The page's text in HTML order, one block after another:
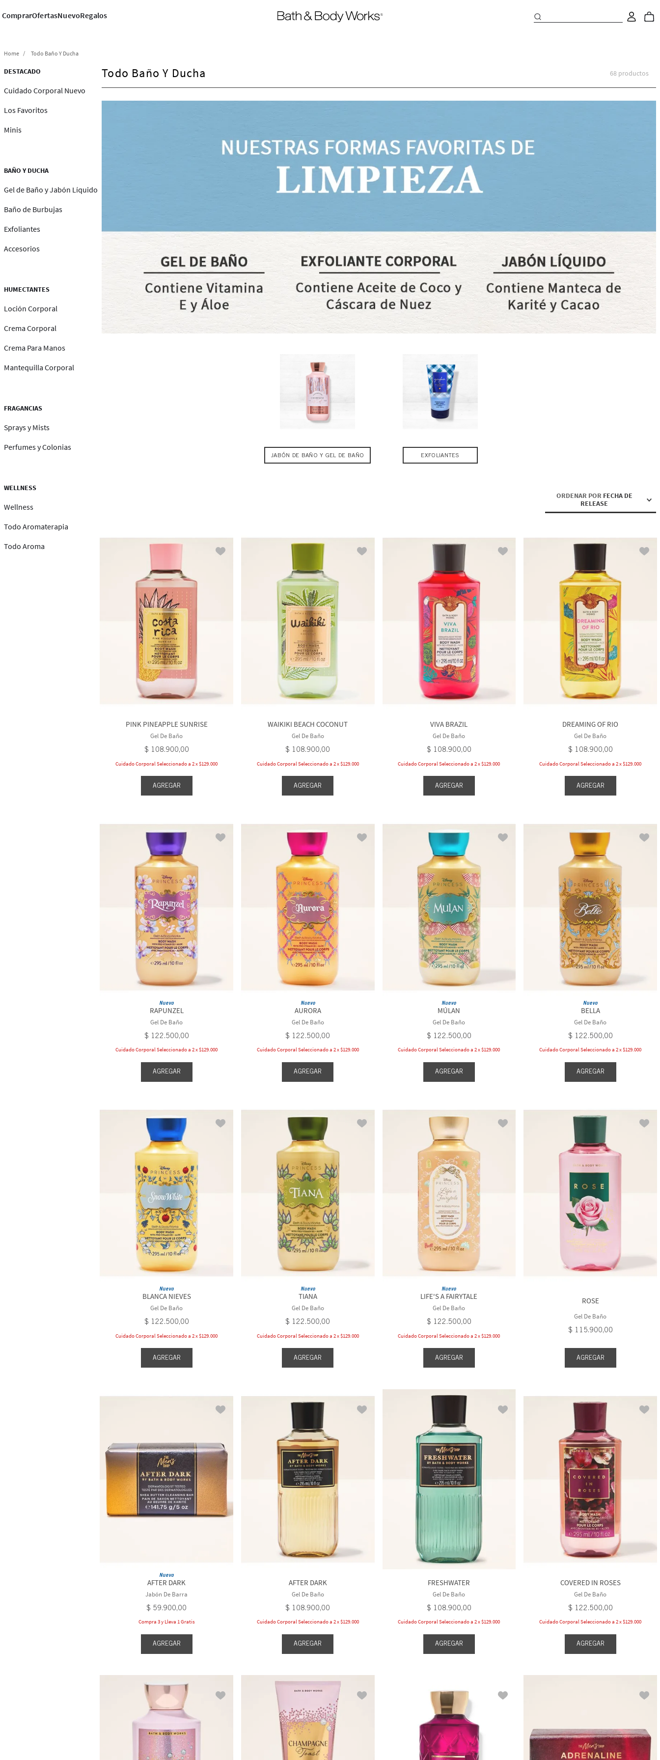
ComprarOfertasNuevoRegalos
Todo Baño Y Ducha
DESTACADO
Cuidado Corporal Nuevo
Los Favoritos
Minis
BAÑO Y DUCHA
Gel de Baño y Jabón Líquido
Baño de Burbujas
Exfoliantes
Accesorios
HUMECTANTES
Loción Corporal
Crema Corporal
Crema Para Manos
Mantequilla Corporal
FRAGANCIAS
Sprays y Mists
Perfumes y Colonias
WELLNESS
Wellness
Todo Aromaterapia
Todo Aroma
Todo Baño Y Ducha 68 productos
JABÓN DE BAÑO Y GEL DE BAÑO EXFOLIANTES
ORDENAR POR FECHA DE
RELEASE
PINK PINEAPPLE SUNRISE
Gel De Baño
$ 108.900,00
Cuidado Corporal Seleccionado a 2 x $129.000
AGREGAR
WAIKIKI BEACH COCONUT
Gel De Baño
$ 108.900,00
Cuidado Corporal Seleccionado a 2 x $129.000
AGREGAR
VIVA BRAZIL
Gel De Baño
$ 108.900,00
Cuidado Corporal Seleccionado a 2 x $129.000
AGREGAR
DREAMING OF RIO
Gel De Baño
$ 108.900,00
Cuidado Corporal Seleccionado a 2 x $129.000
AGREGAR
Nuevo
RAPUNZEL
Gel De Baño
$ 122.500,00
Cuidado Corporal Seleccionado a 2 x $129.000
AGREGAR
Nuevo
AURORA
Gel De Baño
$ 122.500,00
Cuidado Corporal Seleccionado a 2 x $129.000
AGREGAR
Nuevo
MÚLAN
Gel De Baño
$ 122.500,00
Cuidado Corporal Seleccionado a 2 x $129.000
AGREGAR
Nuevo
BELLA
Gel De Baño
$ 122.500,00
Cuidado Corporal Seleccionado a 2 x $129.000
AGREGAR
Nuevo
BLANCA NIEVES
Gel De Baño
$ 122.500,00
Cuidado Corporal Seleccionado a 2 x $129.000
AGREGAR
Nuevo
TIANA
Gel De Baño
$ 122.500,00
Cuidado Corporal Seleccionado a 2 x $129.000
AGREGAR
Nuevo
LIFE'S A FAIRYTALE
Gel De Baño
$ 122.500,00
Cuidado Corporal Seleccionado a 2 x $129.000
AGREGAR
ROSE
Gel De Baño
$ 115.900,00
AGREGAR
Nuevo
AFTER DARK
Jabón De Barra
$ 59.900,00
Compra 3 y Lleva 1 Gratis
AGREGAR
AFTER DARK
Gel De Baño
$ 108.900,00
Cuidado Corporal Seleccionado a 2 x $129.000
AGREGAR
FRESHWATER
Gel De Baño
$ 108.900,00
Cuidado Corporal Seleccionado a 2 x $129.000
AGREGAR
COVERED IN ROSES
Gel De Baño
$ 122.500,00
Cuidado Corporal Seleccionado a 2 x $129.000
AGREGAR